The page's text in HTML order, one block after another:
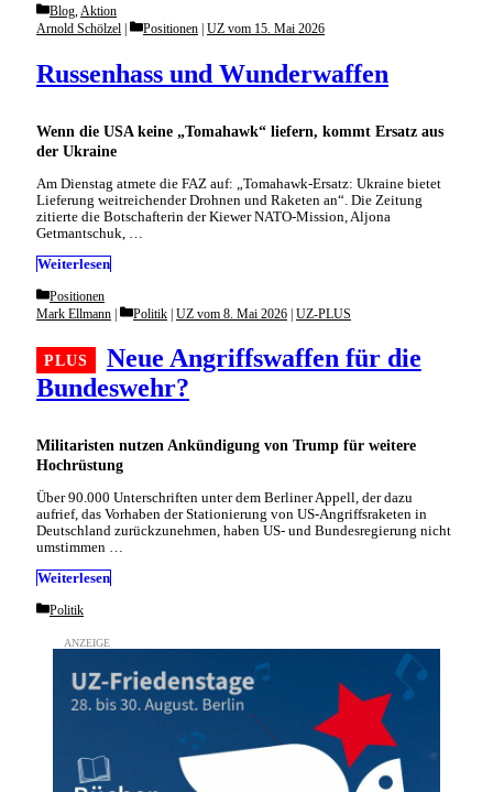
Categories
Blog,Aktion
Wenn die USA keine „Tomahawk“ liefern, kommt Ersatz aus
der Ukraine
Russenhass und Wunderwaffen
Arnold Schölzel Categories
Positionen UZ vom 15. Mai 2026
Am Dienstag atmete die FAZ auf: „Tomahawk-Ersatz: Ukraine bietet
Lieferung weitreichender Drohnen und Raketen an“. Die Zeitung
zitierte die Botschafterin der Kiewer NATO-Mission, Aljona
Getmantschuk, …
Weiterlesen
Categories
Positionen
Militaristen nutzen Ankündigung von Trump für weitere
Hochrüstung
Neue Angriffswaffen für die
Bundeswehr?
Mark Ellmann Categories
Politik | UZ vom 8. Mai 2026 | UZ-PLUS
Über 90.000 Unterschriften unter dem Berliner Appell, der dazu
aufrief, das Vorhaben der Stationierung von US-Angriffsraketen in
Deutschland zurückzunehmen, haben US- und Bundesregierung nicht
umstimmen …
Weiterlesen
Categories
Politik